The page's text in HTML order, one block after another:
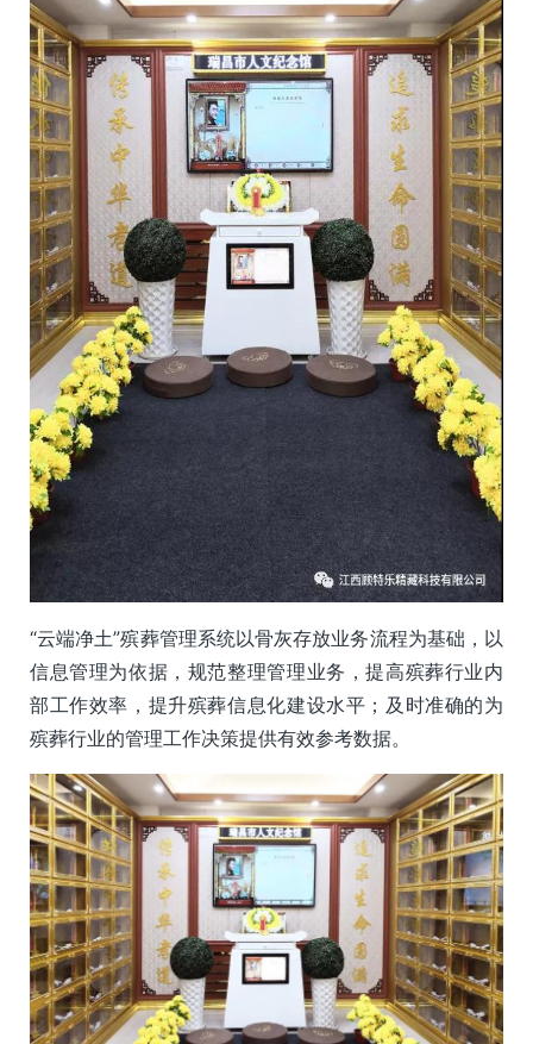
“云端净土”殡葬管理系统以骨灰存放业务流程为基础，以
信息管理为依据，规范整理管理业务，提高殡葬行业内
部工作效率，提升殡葬信息化建设水平；及时准确的为
殡葬行业的管理工作决策提供有效参考数据。